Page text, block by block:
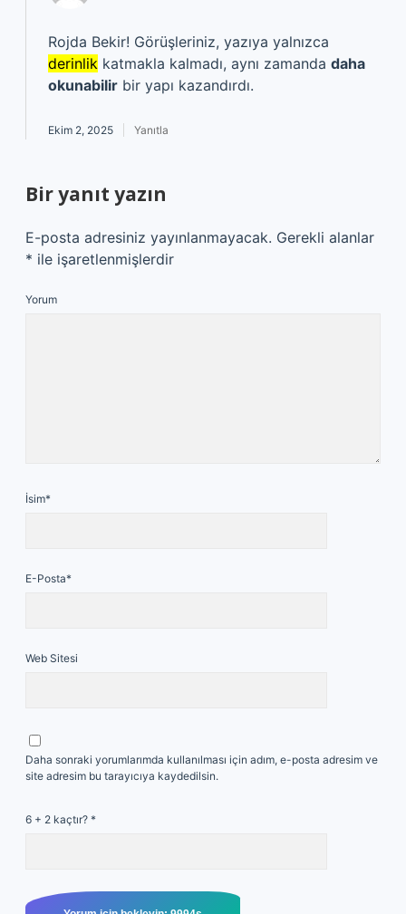
Rojda Bekir! Görüşleriniz, yazıya yalnızca
derinlik katmakla kalmadı, aynı zamanda daha
okunabilir bir yapı kazandırdı.
Ekim 2, 2025 Yanıtla
Bir yanıt yazın
E-posta adresiniz yayınlanmayacak. Gerekli alanlar
* ile işaretlenmişlerdir
Yorum
İsim*
E-Posta*
Web Sitesi
Daha sonraki yorumlarımda kullanılması için adım, e-posta adresim ve
site adresim bu tarayıcıya kaydedilsin.
6 + 2 kaçtır? *